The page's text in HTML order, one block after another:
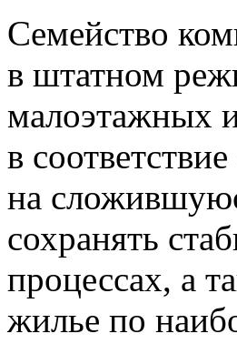
Семейство
в штатном
малоэтажных
в
на
сохранять
процессах, а
жилье по